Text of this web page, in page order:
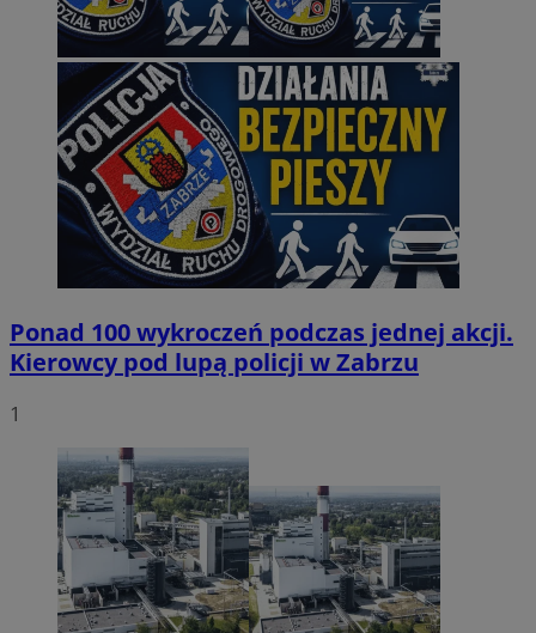
Ponad 100 wykroczeń podczas jednej akcji.
Kierowcy pod lupą policji w Zabrzu
1